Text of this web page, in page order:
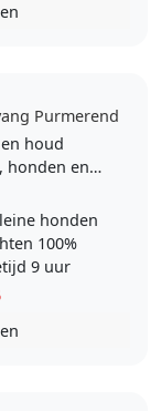
Purmerend
houd
honden en
ervaring
zowel
honden
100%
9 uur